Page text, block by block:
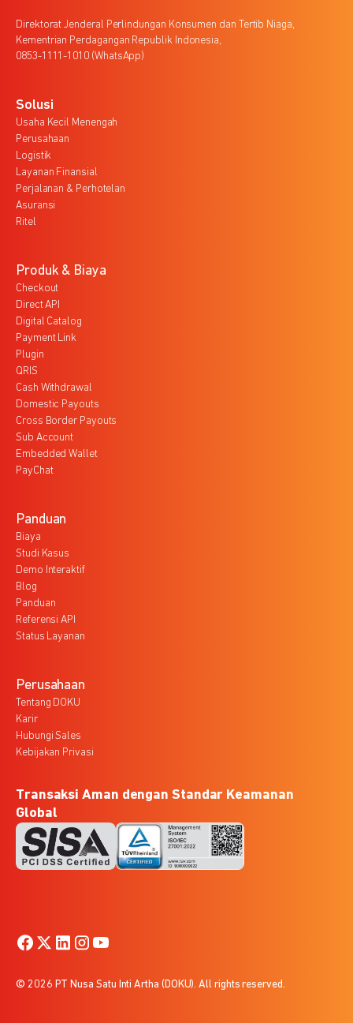
Direktorat Jenderal Perlindungan Konsumen dan Tertib Niaga,
Kementrian Perdagangan Republik Indonesia,
0853-1111-1010 (WhatsApp)
Solusi
Usaha Kecil Menengah
Perusahaan
Logistik
Layanan Finansial
Perjalanan & Perhotelan
Asuransi
Ritel
Produk & Biaya
Checkout
Direct API
Digital Catalog
Payment Link
Plugin
QRIS
Cash Withdrawal
Domestic Payouts
Cross Border Payouts
Sub Account
Embedded Wallet
PayChat
Panduan
Biaya
Studi Kasus
Demo Interaktif
Blog
Panduan
Referensi API
Status Layanan
Perusahaan
Tentang DOKU
Karir
Hubungi Sales
Kebijakan Privasi
Transaksi Aman dengan Standar Keamanan
Global
© 2026 PT Nusa Satu Inti Artha (DOKU). All rights reserved.